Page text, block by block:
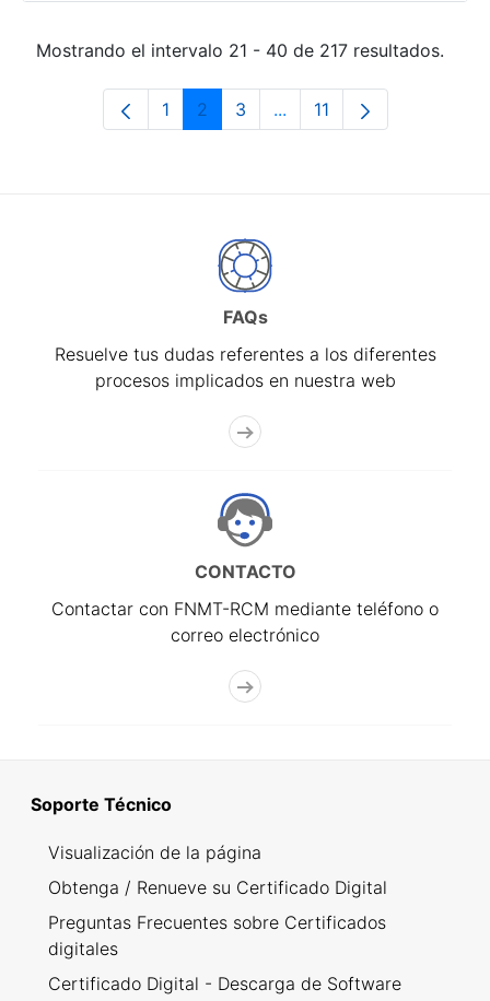
Mostrando el intervalo 21 - 40 de 217 resultados.
Página
1 Página
2 Página
3 ...Páginas intermedias Use
Página
11
FAQs
Resuelve tus dudas referentes a los diferentes
procesos implicados en nuestra web
CONTACTO
Contactar con FNMT-RCM mediante teléfono o
correo electrónico
Soporte Técnico
Visualización de la página
Obtenga / Renueve su Certificado Digital
Preguntas Frecuentes sobre Certificados
digitales
Certificado Digital - Descarga de Software